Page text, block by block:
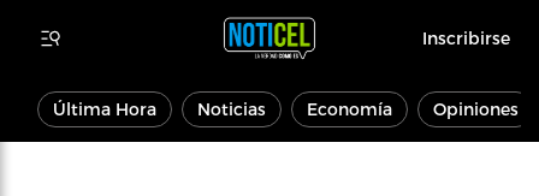
Inscribirse
Última Hora Noticias Economía Opiniones